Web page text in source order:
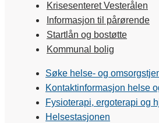
Krisesenteret Vesterålen
Informasjon til pårørende
Startlån og bostøtte
Kommunal bolig
Søke helse- og
Kontaktinformasjon helse
Fysioterapi, ergoterapi og
Helsestasjonen